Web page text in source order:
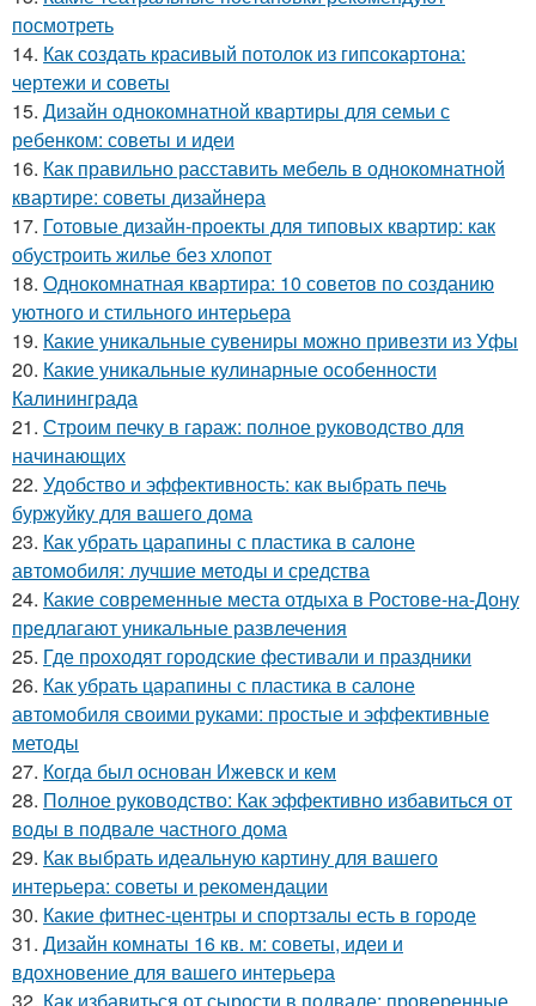
посмотреть
14. Как создать красивый потолок из гипсокартона:
чертежи и советы
15. Дизайн однокомнатной квартиры для семьи с
ребенком: советы и идеи
16. Как правильно расставить мебель в однокомнатной
квартире: советы дизайнера
17. Готовые дизайн-проекты для типовых квартир: как
обустроить жилье без хлопот
18. Однокомнатная квартира: 10 советов по созданию
уютного и стильного интерьера
19. Какие уникальные сувениры можно привезти из Уфы
20. Какие уникальные кулинарные особенности
Калининграда
21. Строим печку в гараж: полное руководство для
начинающих
22. Удобство и эффективность: как выбрать печь
буржуйку для вашего дома
23. Как убрать царапины с пластика в салоне
автомобиля: лучшие методы и средства
24. Какие современные места отдыха в Ростове-на-Дону
предлагают уникальные развлечения
25. Где проходят городские фестивали и праздники
26. Как убрать царапины с пластика в салоне
автомобиля своими руками: простые и эффективные
методы
27. Когда был основан Ижевск и кем
28. Полное руководство: Как эффективно избавиться от
воды в подвале частного дома
29. Как выбрать идеальную картину для вашего
интерьера: советы и рекомендации
30. Какие фитнес-центры и спортзалы есть в городе
31. Дизайн комнаты 16 кв. м: советы, идеи и
вдохновение для вашего интерьера